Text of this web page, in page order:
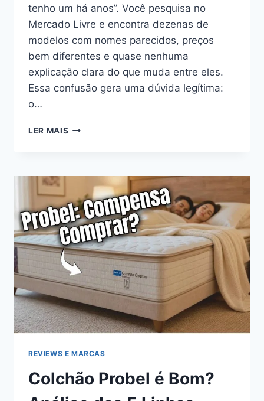
tenho um há anos”. Você pesquisa no
Mercado Livre e encontra dezenas de
modelos com nomes parecidos, preços
bem diferentes e quase nenhuma
explicação clara do que muda entre eles.
Essa confusão gera uma dúvida legítima:
o…
LER MAIS COLCHÃO
A
VERDADE
SOBRE
A
MARCA
COM
FÁBRICA
PRÓPRIA
(ANÁLISE
2026)
REVIEWS E MARCAS
Colchão Probel é Bom?